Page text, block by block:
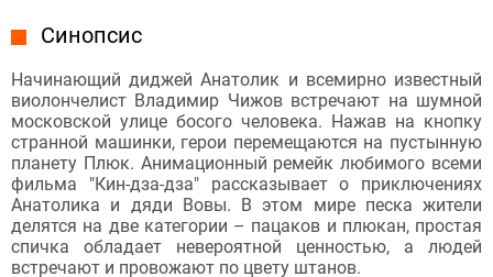
Синопсис
Начинающий диджей Анатолик и всемирно известный
виолончелист Владимир Чижов встречают на шумной
московской улице босого человека. Нажав на кнопку
странной машинки, герои перемещаются на пустынную
планету Плюк. Анимационный ремейк любимого всеми
фильма "Кин-дза-дза" рассказывает о приключениях
Анатолика и дяди Вовы. В этом мире песка жители
делятся на две категории – пацаков и плюкан, простая
спичка обладает невероятной ценностью, а людей
встречают и провожают по цвету штанов.